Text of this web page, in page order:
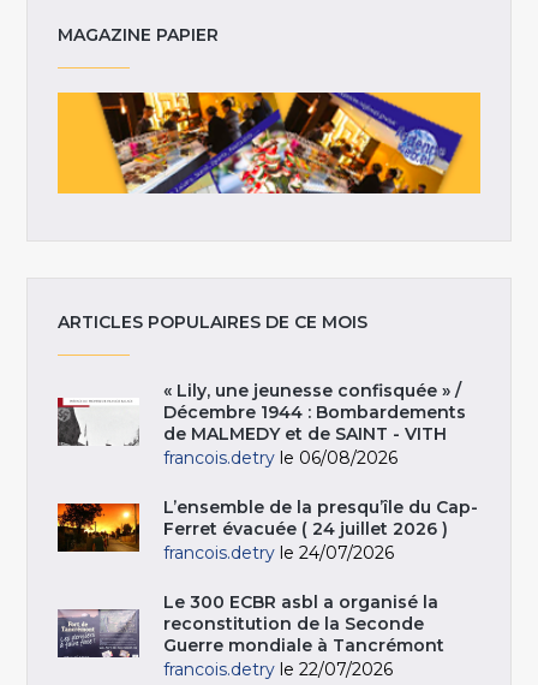
MAGAZINE PAPIER
ARTICLES POPULAIRES DE CE MOIS
« Lily, une jeunesse confisquée » /
Décembre 1944 : Bombardements
de MALMEDY et de SAINT - VITH
francois.detry le 06/08/2026
L’ensemble de la presqu’île du Cap-
Ferret évacuée ( 24 juillet 2026 )
francois.detry le 24/07/2026
Le 300 ECBR asbl a organisé la
reconstitution de la Seconde
Guerre mondiale à Tancrémont
francois.detry le 22/07/2026